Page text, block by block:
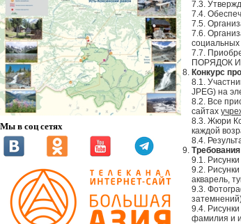
Мы в соц сетях
7.3.
7.4.
7.5.
7.6.
социальных
7.7.
ПОРЯДОК
Конкурс
8.1.
JPEG) на
8.2. Все
сайтах
8.3. Жюри
каждой
8.4.
9.1.
9.2.
акварель,
9.3.
9.4.
фамилия и